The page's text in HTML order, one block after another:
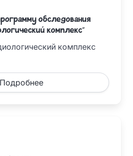
обследования
комплекс"
комплекс
Подробнее